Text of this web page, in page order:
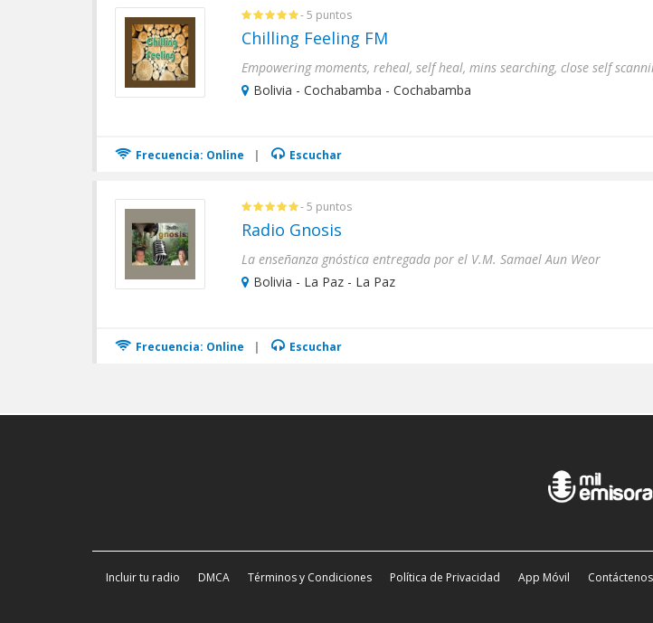
- 5 puntos
Chilling Feeling FM
Bolivia - Cochabamba - Cochabamba
Frecuencia: Online | Escuchar
- 5 puntos
Radio Gnosis
La enseñanza gnóstica entregada por el V.M. Samael Aun Weor
Bolivia - La Paz - La Paz
Frecuencia: Online | Escuchar
Incluir tu radio DMCA Términos y Condiciones Política de Privacidad App Móvil Contáctenos